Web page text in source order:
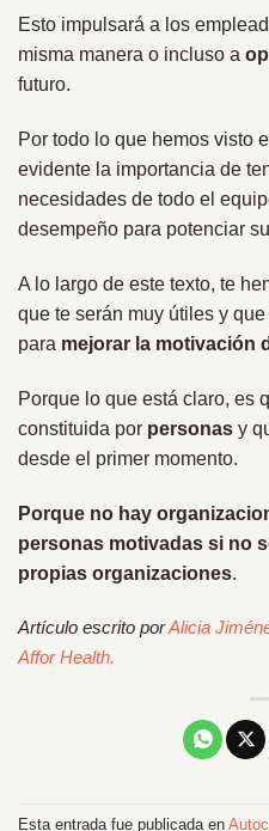
Esto impulsará a los
misma manera o incluso a
futuro.
Por todo lo que hemos visto
evidente la importancia de
necesidades de todo el
desempeño para potenciar su
A lo largo de este texto, te
que te serán muy útiles y
para mejorar la motivación
Porque lo que está claro, es
constituida por personas y
desde el primer momento.
Porque no hay
personas motivadas si no
propias organizaciones.
Artículo escrito porAlicia
Affor Health.
Esta entrada fue publicada en